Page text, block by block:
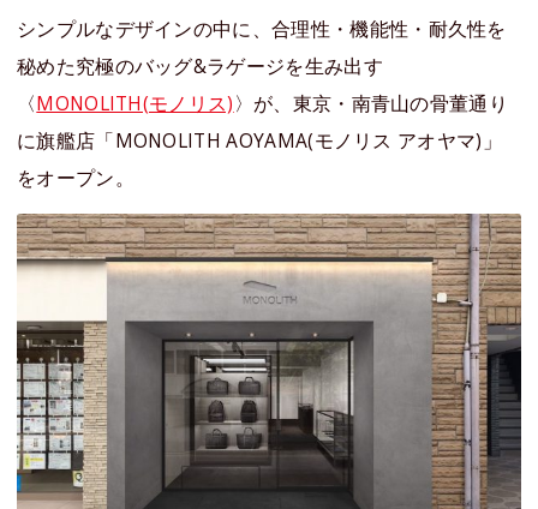
シンプルなデザインの中に、合理性・機能性・耐久性を
秘めた究極のバッグ&ラゲージを生み出す
〈MONOLITH(モノリス)〉が、東京・南青山の骨董通り
に旗艦店「MONOLITH AOYAMA(モノリス アオヤマ)」
をオープン。